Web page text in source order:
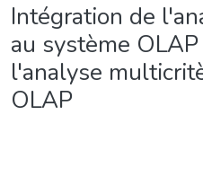
Intégration de
au système
l'analyse
OLAP